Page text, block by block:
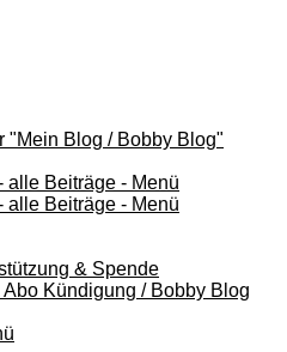
"Mein Blog / Bobby Blog"
alle Beiträge - Menü
alle Beiträge - Menü
& Spende
Kündigung / Bobby Blog